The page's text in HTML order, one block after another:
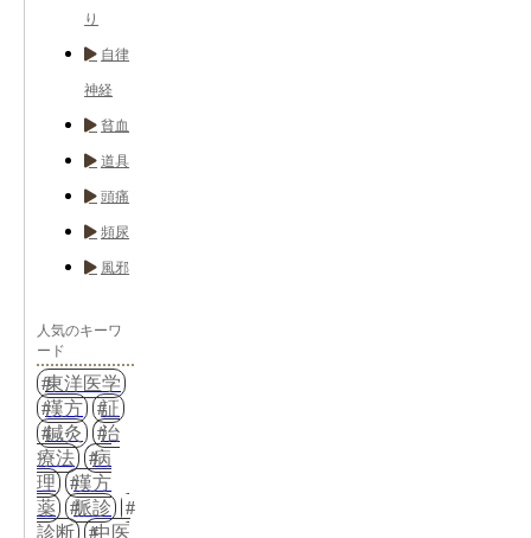
り
自律
神経
貧血
道具
頭痛
頻尿
風邪
人気のキーワ
ード
東洋医学
漢方
証
鍼灸
治
療法
病
理
漢方
薬
脈診
診断
中医